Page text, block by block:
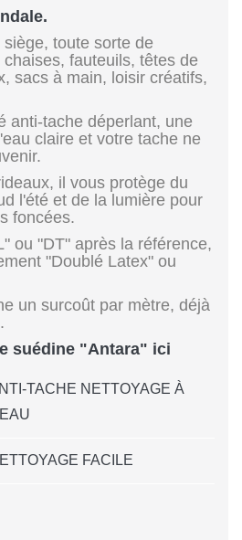
toute sorte de
fauteuils, têtes de
sacs à main, loisir créatifs,
anti-tache déperlant, une
claire et votre tache ne
il vous protège du
l'été et de la lumière pour
foncées.
ou "DT" après la référence,
"Doublé Latex" ou
un surcoût par mètre, déjà
suédine "Antara" ici
TACHE NETTOYAGE À
FACILE